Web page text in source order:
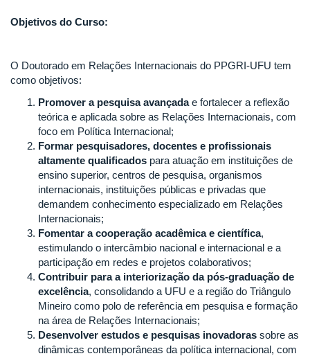
Objetivos do Curso:
O Doutorado em Relações Internacionais do PPGRI-UFU tem
como objetivos:
Promover a pesquisa avançadae fortalecer a reflexão
teórica e aplicada sobre as Relações Internacionais, com
foco em Política Internacional;
Formar pesquisadores, docentes e profissionais
altamente qualificados para atuação em instituições de
ensino superior, centros de pesquisa, organismos
internacionais, instituições públicas e privadas que
demandem conhecimento especializado em Relações
Internacionais;
Fomentar a cooperação acadêmica e científica,
estimulando o intercâmbio nacional e internacional e a
participação em redes e projetos colaborativos;
Contribuir para a interiorização da pós-graduação de
excelência, consolidando a UFU e a região do Triângulo
Mineiro como polo de referência em pesquisa e formação
na área de Relações Internacionais;
Desenvolver estudos e pesquisas inovadoras sobre as
dinâmicas contemporâneas da política internacional, com